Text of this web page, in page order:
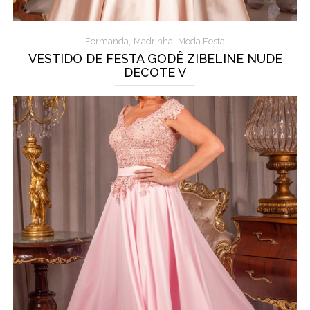
Formanda, Madrinha, Moda Festa
VESTIDO DE FESTA GODÊ ZIBELINE NUDE
DECOTE V